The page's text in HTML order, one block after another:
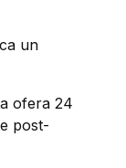
un
ofera 24
post-